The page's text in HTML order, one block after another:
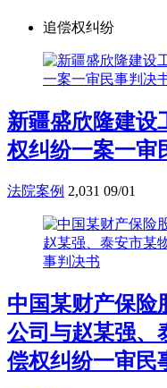
追偿权纠纷
新疆盛欣隆建设
权纠纷一案一审
法院案例 2,031 09/01
中国某财产保险
公司与赵某强、
偿权纠纷一审民